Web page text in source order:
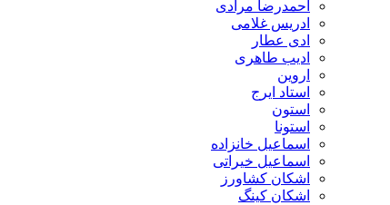
احمدرضا مرادی
ادریس غلامی
ادی عطار
ادیب طاهری
اروین
استاد ایرج
استون
استونا
اسماعیل خانزاده
اسماعیل خیراتی
اشکان کشاورز
اشکان کینگ